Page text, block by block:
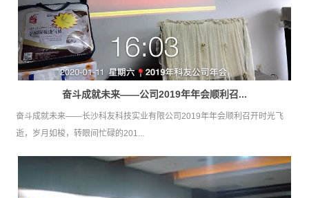
奋斗成就未来——公司2019年年会顺利召...
奋斗成就未来——长沙科友科技实业有限公司2019年年会顺利召开时光飞
逝，岁月如梭，转眼间忙碌的201...